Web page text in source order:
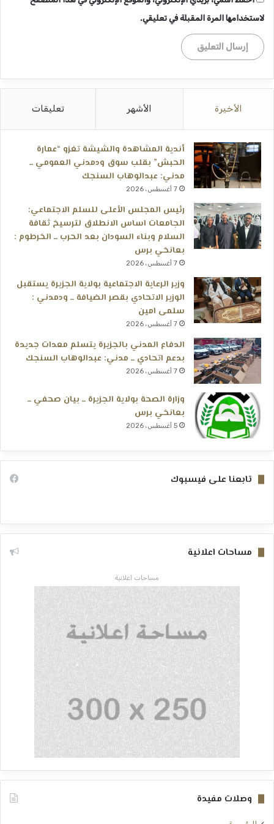
لاستخدامها المرة المقبلة في تعليقي.
الأخيرة الأشهر تعليقات
أندية المشاهدة والشيشة تغزو “عمارة
الحبش” بقلب سوق ودمدني العمومي ــ
مدني: عبدالوهاب السنجك
7 أغسطس، 2026
رئيس المجلس الأعلى للسلم الاجتماعي:
الجامعات اساس الانطلاق لترسيخ ثقافة
السلام وبناء السودان بعد الحرب ــ الخرطوم :
بعانخي برس
7 أغسطس، 2026
وزير الرعاية الاجتماعية بولاية الجزيرة يستقبل
الوزير الاتحادي بقصر الضيافة ــ ودمدني :
سلمى امين
7 أغسطس، 2026
الدفاع المدني بالجزيرة يتسلم معدات جديدة
بدعم اتحادي ــ مدني: عبدالوهاب السنجك
7 أغسطس، 2026
وزارة الصحة بولاية الجزيرة ــ بيان صحفي ــ
بعانخي برس
5 أغسطس، 2026
تابعنا على فيسبوك
مساحات اعلانية
مساحات اعلانية
وصلات مفيدة